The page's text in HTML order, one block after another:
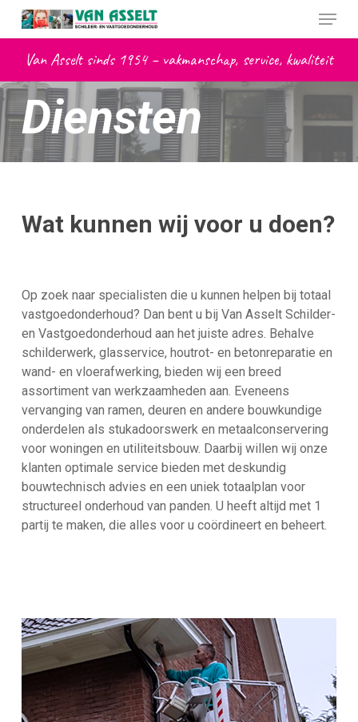
Skip
content
Menu
Van Asselt sinds 1954 – vakmanschap, service, kwaliteit
Diensten
Wat kunnen wij voor u doen?
Op zoek naar specialisten die u kunnen helpen bij totaal
vastgoedonderhoud? Dan bent u bij Van Asselt Schilder-
en Vastgoedonderhoud aan het juiste adres. Behalve
schilderwerk, glasservice, houtrot- en betonreparatie en
wand- en vloerafwerking, bieden wij een breed
assortiment van werkzaamheden aan. Eveneens
vervanging van ramen, deuren en andere bouwkundige
onderdelen als stukadoorswerk en metaalconservering
voor woningen en utiliteitsbouw. Daarbij willen wij onze
klanten optimale service bieden met deskundig
bouwtechnisch advies en een uniek totaalplan voor
structureel onderhoud van panden. U heeft altijd met 1
partij te maken, die alles voor u coördineert en beheert.